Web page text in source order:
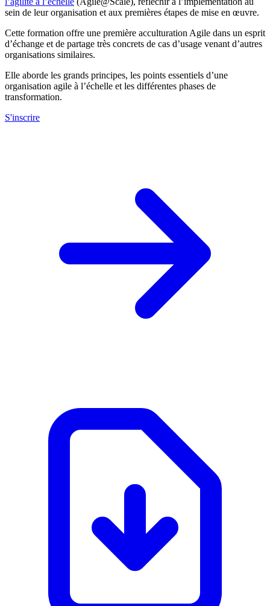
sein de leur organisation et aux premières étapes de mise en œuvre.
Cette formation offre une première acculturation Agile dans un esprit
d’échange et de partage très concrets de cas d’usage venant d’autres
organisations similaires.
Elle aborde les grands principes, les points essentiels d’une
organisation agile à l’échelle et les différentes phases de
transformation.
S'inscrire